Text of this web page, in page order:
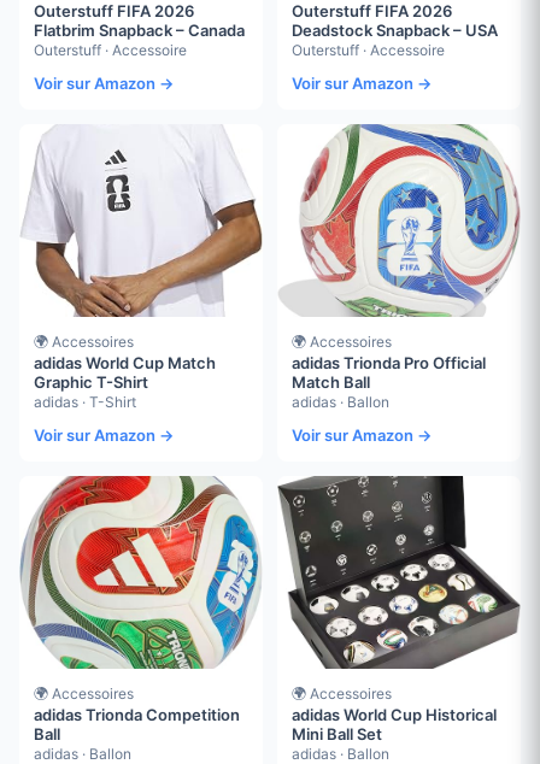
Outerstuff FIFA 2026
Flatbrim Snapback – Canada
Outerstuff · Accessoire
Voir sur Amazon →
Outerstuff FIFA 2026
Deadstock Snapback – USA
Outerstuff · Accessoire
Voir sur Amazon →
🌍 Accessoires
adidas World Cup Match
Graphic T-Shirt
adidas · T-Shirt
Voir sur Amazon →
🌍 Accessoires
adidas Trionda Pro Official
Match Ball
adidas · Ballon
Voir sur Amazon →
🌍 Accessoires
adidas Trionda Competition
Ball
adidas · Ballon
🌍 Accessoires
adidas World Cup Historical
Mini Ball Set
adidas · Ballon